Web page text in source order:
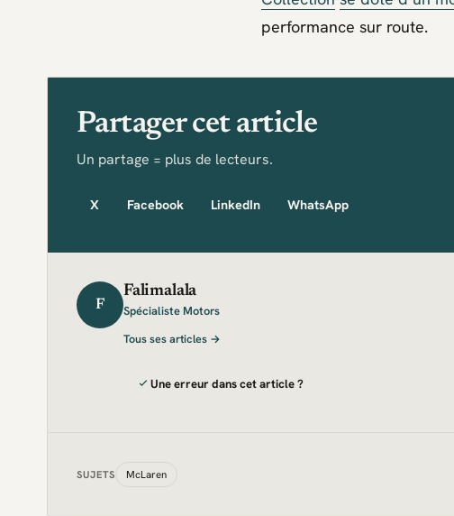
performance sur route.
Partager cet article
Un partage = plus de lecteurs.
X Facebook LinkedIn WhatsApp
F
Falimalala
Spécialiste Motors
Tous ses articles →
Une erreur dans cet article ?
SUJETS McLaren